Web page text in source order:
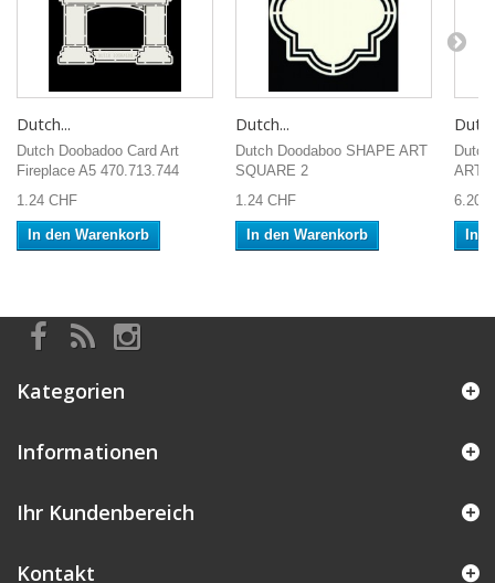
Dutch...
Dutch Doobadoo Card Art
Fireplace A5 470.713.744
1.24 CHF
In den Warenkorb
Dutch...
Dutch Doodaboo SHAPE ART
SQUARE 2
1.24 CHF
In den Warenkorb
ART
6.20
In
Kategorien
Informationen
Ihr Kundenbereich
Kontakt